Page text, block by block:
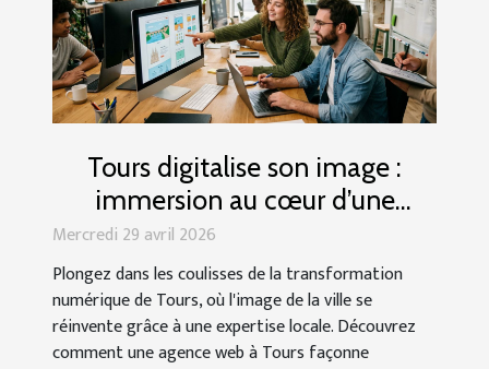
Tours digitalise son image :
immersion au cœur d’une
agence web locale
Mercredi 29 avril 2026
Plongez dans les coulisses de la transformation
numérique de Tours, où l'image de la ville se
réinvente grâce à une expertise locale. Découvrez
comment une agence web à Tours façonne